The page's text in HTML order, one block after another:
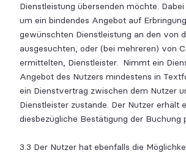
Dienstleistung übersenden möchte.
um ein bindendes Angebot auf
gewünschten Dienstleistung an den von
ausgesuchten, oder (bei mehreren) von
ermittelten, Dienstleister. Nimmt ein
Angebot des Nutzers mindestens in
ein Dienstvertrag zwischen dem Nutzer
Dienstleister zustande. Der Nutzer erhält
diesbezügliche Bestätigung der Buchung
3.3 Der Nutzer hat ebenfalls die